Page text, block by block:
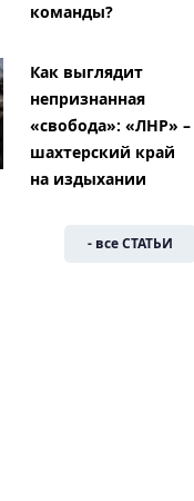
команды?
Как выглядит
непризнанная
«свобода»: «ЛНР» –
шахтерский край
на издыхании
- все СТАТЬИ